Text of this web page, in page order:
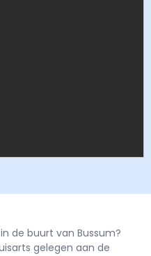
de buurt van Bussum?
gelegen aan de